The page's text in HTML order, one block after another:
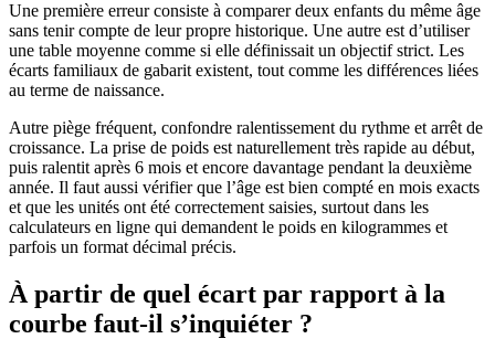
Une première erreur consiste à comparer deux enfants du même âge
sans tenir compte de leur propre historique. Une autre est d’utiliser
une table moyenne comme si elle définissait un objectif strict. Les
écarts familiaux de gabarit existent, tout comme les différences liées
au terme de naissance.
Autre piège fréquent, confondre ralentissement du rythme et arrêt de
croissance. La prise de poids est naturellement très rapide au début,
puis ralentit après 6 mois et encore davantage pendant la deuxième
année. Il faut aussi vérifier que l’âge est bien compté en mois exacts
et que les unités ont été correctement saisies, surtout dans les
calculateurs en ligne qui demandent le poids en kilogrammes et
parfois un format décimal précis.
À partir de quel écart par rapport à la
courbe faut-il s’inquiéter ?